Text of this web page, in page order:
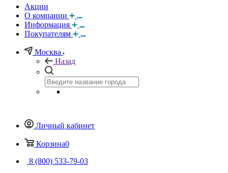
Акции
О компании
Информация
Покупателям
Москва
Назад
Личный кабинет
Корзина0
8 (800) 533-79-03